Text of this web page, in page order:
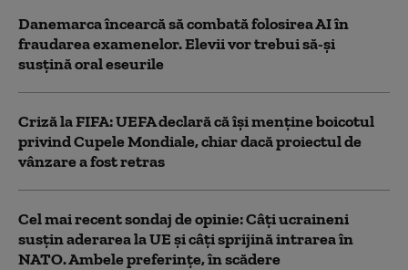
Danemarca încearcă să combată folosirea AI în
fraudarea examenelor. Elevii vor trebui să-şi
susţină oral eseurile
Criză la FIFA: UEFA declară că îşi menţine boicotul
privind Cupele Mondiale, chiar dacă proiectul de
vânzare a fost retras
Cel mai recent sondaj de opinie: Câți ucraineni
susțin aderarea la UE și câți sprijină intrarea în
NATO. Ambele preferințe, în scădere